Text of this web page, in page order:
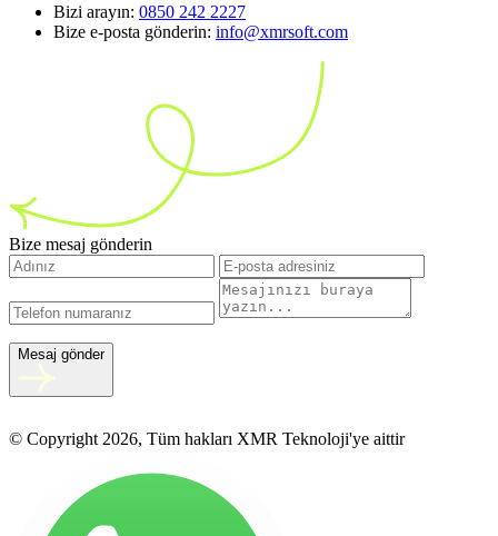
Bizi arayın: 0850 242 2227
Bize e-posta gönderin: info@xmrsoft.com
Bize mesaj gönderin
Mesaj gönder
© Copyright 2026, Tüm hakları XMR Teknoloji'ye aittir